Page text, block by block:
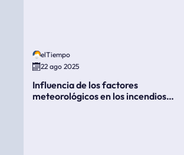
elTiempo
22 ago 2025
Influencia de los factores
meteorológicos en los incendios